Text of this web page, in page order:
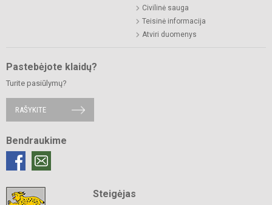
Civilinė sauga
Teisinė informacija
Atviri duomenys
Pastebėjote klaidų?
Turite pasiūlymų?
RAŠYKITE
Bendraukime
Steigėjas